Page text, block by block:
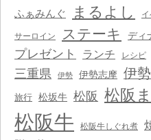
ふぁみんぐ まるよし
サーロイン ステーキ ディ
プレゼント ランチ レシピ
三重県 伊勢 伊勢志摩 伊
旅行 松坂牛 松阪 松阪
松阪牛 松阪牛しぐれ煮